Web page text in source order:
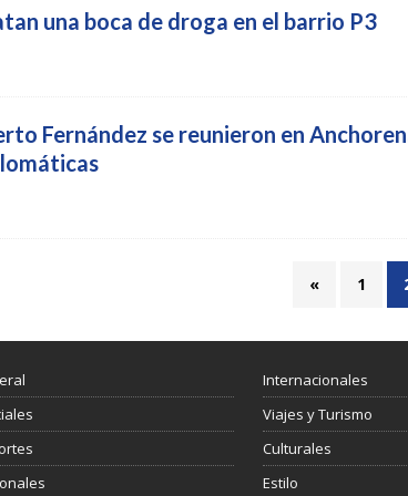
una boca de droga en el barrio P3
Fernández se reunieron en
« 1
Internacionales
Viajes y Turismo
Culturales
Estilo